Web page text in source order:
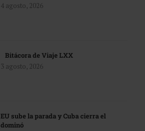
4 agosto, 2026
Bitácora de Viaje LXX
3 agosto, 2026
EU sube la parada y Cuba cierra el
dominó